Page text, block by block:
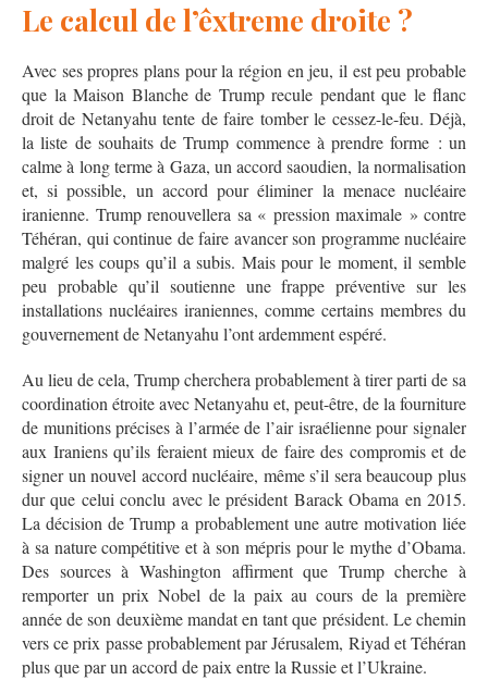
Le calcul de l’êxtreme droite ?
Avec ses propres plans pour la région en jeu, il est peu probable
que la Maison Blanche de Trump recule pendant que le flanc
droit de Netanyahu tente de faire tomber le cessez-le-feu. Déjà,
la liste de souhaits de Trump commence à prendre forme : un
calme à long terme à Gaza, un accord saoudien, la normalisation
et, si possible, un accord pour éliminer la menace nucléaire
iranienne. Trump renouvellera sa « pression maximale » contre
Téhéran, qui continue de faire avancer son programme nucléaire
malgré les coups qu’il a subis. Mais pour le moment, il semble
peu probable qu’il soutienne une frappe préventive sur les
installations nucléaires iraniennes, comme certains membres du
gouvernement de Netanyahu l’ont ardemment espéré.
Au lieu de cela, Trump cherchera probablement à tirer parti de sa
coordination étroite avec Netanyahu et, peut-être, de la fourniture
de munitions précises à l’armée de l’air israélienne pour signaler
aux Iraniens qu’ils feraient mieux de faire des compromis et de
signer un nouvel accord nucléaire, même s’il sera beaucoup plus
dur que celui conclu avec le président Barack Obama en 2015.
La décision de Trump a probablement une autre motivation liée
à sa nature compétitive et à son mépris pour le mythe d’Obama.
Des sources à Washington affirment que Trump cherche à
remporter un prix Nobel de la paix au cours de la première
année de son deuxième mandat en tant que président. Le chemin
vers ce prix passe probablement par Jérusalem, Riyad et Téhéran
plus que par un accord de paix entre la Russie et l’Ukraine.